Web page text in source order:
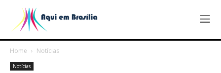
Home Notícias
Notícias